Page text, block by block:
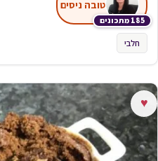
185 מתכונים
טובה ניסים
חלבי
♥